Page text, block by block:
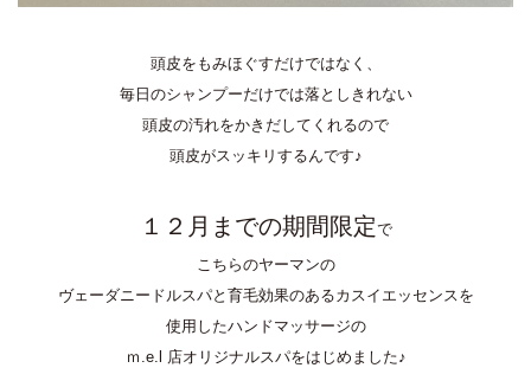
頭皮をもみほぐすだけではなく、
毎日のシャンプーだけでは落としきれない
頭皮の汚れをかきだしてくれるので
頭皮がスッキリするんです♪
１２月までの期間限定で
こちらのヤーマンの
ヴェーダニードルスパと育毛効果のあるカスイエッセンスを
使用したハンドマッサージの
ｍ.e.l 店オリジナルスパをはじめました♪